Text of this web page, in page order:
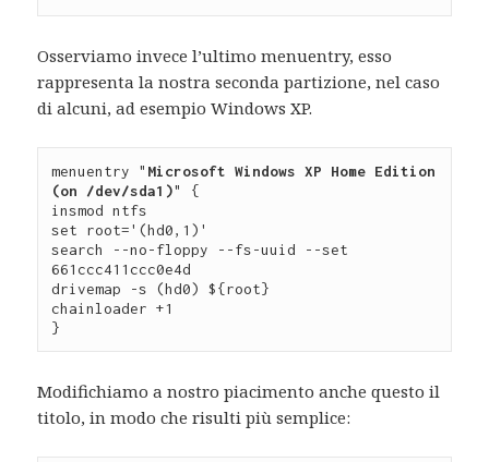
Osserviamo invece l’ultimo menuentry, esso
rappresenta la nostra seconda partizione, nel caso
di alcuni, ad esempio Windows XP.
menuentry " Microsoft Windows XP Home Edition
(on /dev/sda1)" {
insmod ntfs
set root='(hd0,1)'
search --no-floppy --fs-uuid --set
661ccc411ccc0e4d
drivemap -s (hd0) ${root}
chainloader +1
}
Modifichiamo a nostro piacimento anche questo il
titolo, in modo che risulti più semplice: